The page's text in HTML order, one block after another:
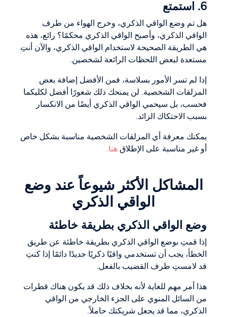
6. استمتع
هل تم وضع الواقي الذكري، وخرج الهواء من طرف
الواقي الذكري، وأصبح الواقي الذكري محكمًا؟ رائع، هذه
هي الطريقة الصحيحة لاستخدام الواقي الذكري، والآن أنتِ
مستعدة لبعض اللحظات الرائعة لشخصين.
إذا لم تسر الأمور بسلاسة، فمن الأفضل إضافة بعض
المزلقات الشخصية. لن يمنحك ذلك شعورًا أفضل لكليكما
فحسب، بل سيحمي الواقي الذكري أيضًا من الانكسار
بسبب الاحتكاك الزائد.
يمكنك معرفة أي المزلقات الشخصية مناسبة بشكل خاص
أو غير مناسبة على الإطلاقهنا.
المشاكل الأكثر شيوعاً عند وضع
الواقي الذكري
وضع الواقي الذكري بطريقة خاطئة
إذا قمتِ بوضع الواقي الذكري بطريقة خاطئة عن طريق
الخطأ، يجب أن تستخدمي واقيًا ذكريًا جديدًا دائمًا إذا كنتِ
قد لامستِ طرف القضيب بالفعل.
هذا أمر مهم للغاية لأنه بخلاف ذلك قد يكون هناك قطرات
من السائل المنوي على الجزء الخارجي من الواقي
الذكري، مما قد يجعل شريكتك حاملاً.